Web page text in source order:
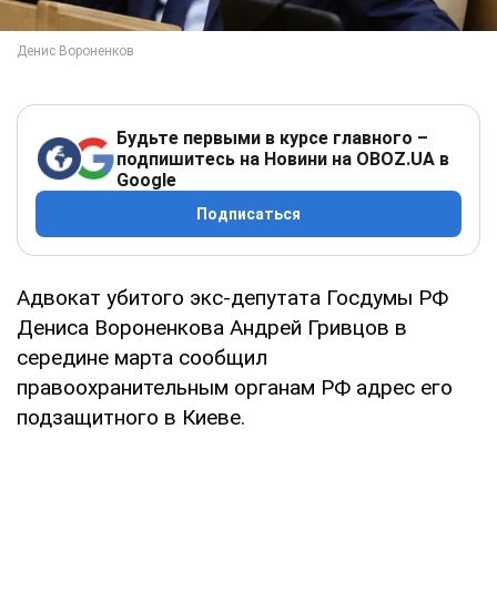
Будьте первыми в курсе главного –
подпишитесь на Новини на OBOZ.UA в
Google
Подписаться
Адвокат убитого экс-депутата Госдумы РФ
Дениса Вороненкова Андрей Гривцов в
середине марта сообщил
правоохранительным органам РФ адрес его
подзащитного в Киеве.